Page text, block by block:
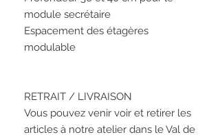
module secrétaire
Espacement des étagères
modulable
RETRAIT / LIVRAISON
Vous pouvez venir voir et retirer les
articles à notre atelier dans le Val de